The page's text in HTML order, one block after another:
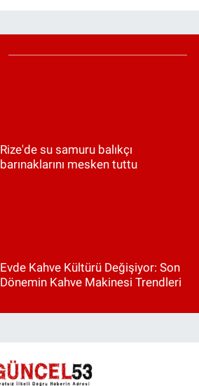
Rize'de su samuru balıkçı
barınaklarını mesken tuttu
Evde Kahve Kültürü Değişiyor: Son
Dönemin Kahve Makinesi Trendleri